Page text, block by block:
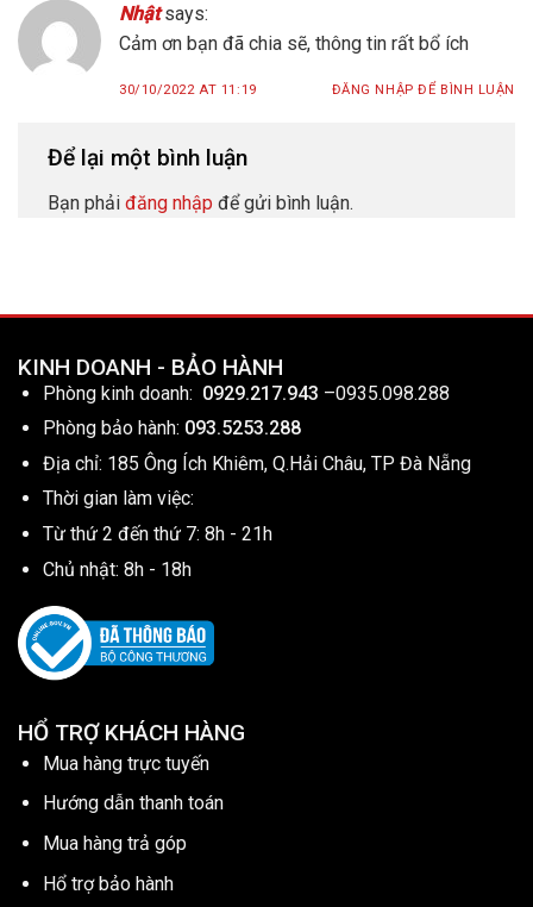
Nhật says:
Cảm ơn bạn đã chia sẽ, thông tin rất bổ ích
30/10/2022 AT 11:19 ĐĂNG NHẬP ĐỂ BÌNH LUẬN
Để lại một bình luận
Bạn phải đăng nhập để gửi bình luận.
KINH DOANH - BẢO HÀNH
Phòng kinh doanh: 0929.217.943 –0935.098.288
Phòng bảo hành: 093.5253.288
Địa chỉ: 185 Ông Ích Khiêm, Q.Hải Châu, TP Đà Nẵng
Thời gian làm việc:
Từ thứ 2 đến thứ 7: 8h - 21h
Chủ nhật: 8h - 18h
HỔ TRỢ KHÁCH HÀNG
Mua hàng trực tuyến
Hướng dẫn thanh toán
Mua hàng trả góp
Hổ trợ bảo hành